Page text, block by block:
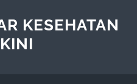
KESEHATAN